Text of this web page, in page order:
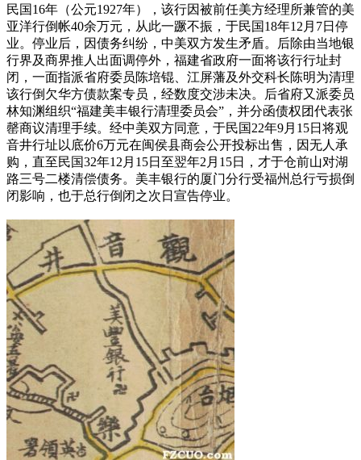
民国16年（公元1927年），该行因被前任美方经理所兼管的美
亚洋行倒帐40余万元，从此一蹶不振，于民国18年12月7日停
业。停业后，因债务纠纷，中美双方发生矛盾。后除由当地银
行界及商界推人出面调停外，福建省政府一面将该行行址封
闭，一面指派省府委员陈培锟、江屏藩及外交科长陈明为清理
该行倒欠华方债款案专员，经数度交涉未决。后省府又派委员
林知渊组织“福建美丰银行清理委员会”，并分函债权团代表张
罄商议清理手续。经中美双方同意，于民国22年9月15日将观
音井行址以底价6万元在闽侯县商会公开投标出售，因无人承
购，直至民国32年12月15日至翌年2月15日，才于仓前山对湖
路三号二楼清偿债务。美丰银行的厦门分行受福州总行亏损倒
闭影响，也于总行倒闭之次日宣告停业。